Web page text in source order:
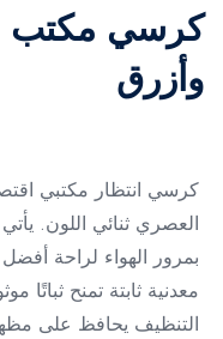
كرسي مكتب
وأزرق
كرسي انتظار مكتبي
العصري ثنائي اللون.
بمرور الهواء لراحة
معدنية ثابتة تمنح ثباتًا
التنظيف يحافظ على